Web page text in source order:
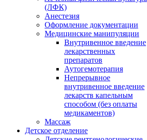
(ЛФК)
Анестезия
Оформление документации
Медицинские манипуляции
Внутривенное введение
лекарственных
препаратов
Аутогемотерапия
Непрерывное
внутривенное введение
лекарств капельным
способом (без оплаты
медикаментов)
Массаж
Детское отделение